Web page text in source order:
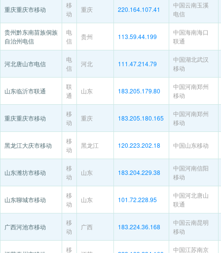
重庆重庆市移动
移
动
重庆 220.164.107.41
中国云南玉溪
电信
贵州黔东南苗族侗族
自治州电信
电
信
贵州 113.59.44.199
中国海南海口
联通
河北唐山市电信
电
信
河北 111.47.214.79
中国湖北武汉
移动
山东临沂市联通
联
通
山东 183.205.179.80
中国河南郑州
移动
重庆重庆市移动
移
动
重庆 183.205.180.165
中国河南郑州
移动
黑龙江大庆市移动
移
动
黑龙江 120.223.202.18 中国山东移动
山东潍坊市移动
移
动
山东 183.204.229.38
中国河南信阳
移动
山东聊城市移动
移
动
山东 101.72.228.95
中国河北唐山
联通
广西河池市移动
移
动
广西 183.224.36.168
中国云南昆明
移动
移
中国江苏南京